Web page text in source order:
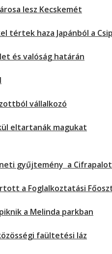
lesz Kecskemét
tértek haza Japánból a
és valóság határán
vállalkozó
eltartanák magukat
gyűjtemény a
a Foglalkoztatási
a Melinda parkban
faültetési láz